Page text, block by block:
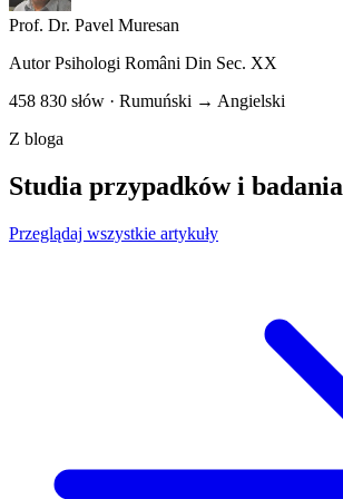
Prof. Dr. Pavel Muresan
AutorPsihologi Români Din Sec. XX
458 830 słów · Rumuński → Angielski
Z bloga
Studia przypadków i badania
Przeglądaj wszystkie artykuły